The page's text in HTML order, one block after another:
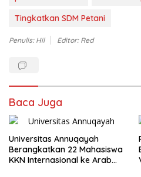
Tingkatkan SDM Petani
Penulis: Hil Editor: Red
Baca Juga
Universitas Annuqayah
Berangkatkan 22 Mahasiswa
KKN Internasional ke Arab